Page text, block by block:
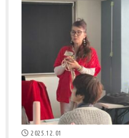
2025.12.01